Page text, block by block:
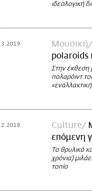
ιδεολογική
Μουσική
polaroids
Στην έκθεση
πολαρόιντ
Culture
επόμενη
Το θρυλικό
χρόνια)
τοπίο